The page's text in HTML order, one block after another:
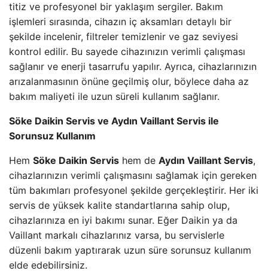
titiz ve profesyonel bir yaklaşım sergiler. Bakım
işlemleri sırasında, cihazın iç aksamları detaylı bir
şekilde incelenir, filtreler temizlenir ve gaz seviyesi
kontrol edilir. Bu sayede cihazınızın verimli çalışması
sağlanır ve enerji tasarrufu yapılır. Ayrıca, cihazlarınızın
arızalanmasının önüne geçilmiş olur, böylece daha az
bakım maliyeti ile uzun süreli kullanım sağlanır.
Söke Daikin Servis ve Aydın Vaillant Servis ile
Sorunsuz Kullanım
Hem Söke Daikin Servis hem de Aydın Vaillant Servis,
cihazlarınızın verimli çalışmasını sağlamak için gereken
tüm bakımları profesyonel şekilde gerçekleştirir. Her iki
servis de yüksek kalite standartlarına sahip olup,
cihazlarınıza en iyi bakımı sunar. Eğer Daikin ya da
Vaillant markalı cihazlarınız varsa, bu servislerle
düzenli bakım yaptırarak uzun süre sorunsuz kullanım
elde edebilirsiniz.